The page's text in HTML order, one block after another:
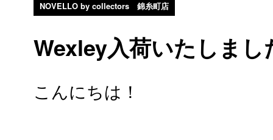
NOVELLO by collectors 錦糸町店
Wexley入荷いたしまし
こんにちは！